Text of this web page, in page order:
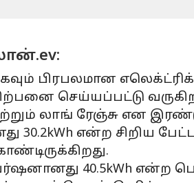
பிரபலமான
செய்யப்பட்டு
லாங் ரேஞ்சு என
30.2kWh என்ற சிறிய
40.5kWh என்ற